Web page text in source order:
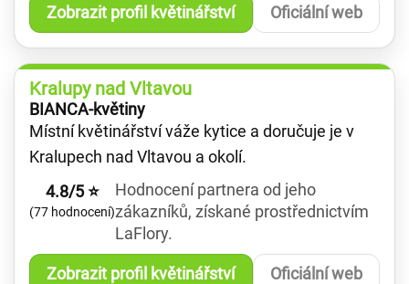
Zobrazit profil květinářství Oficiální web
Kralupy nad Vltavou
BIANCA-květiny
Místní květinářství váže kytice a doručuje je v
Kralupech nad Vltavou a okolí.
4.8/5 ⭐
(77 hodnocení)
Hodnocení partnera od jeho
zákazníků, získané prostřednictvím
LaFlory.
Zobrazit profil květinářství Oficiální web